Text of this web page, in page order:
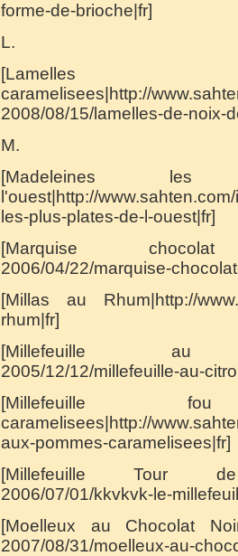
forme-de-brioche|fr]
L.
caramelisees|http://
2008/08/15/lamelles-de-noix-
M.
[Madeleines
l'ouest|http://
les-plus-plates-de-l-ouest|fr]
[Marquise chocolat
2006/04/22/marquise-
[Millas au Rhum|http://
rhum|fr]
[Millefeuille au
2005/12/12/millefeuille-au-
[Millefeuille
caramelisees|http://
aux-pommes-caramelisees|fr]
[Millefeuille Tour de
2006/07/01/kkvkvk-le-
[Moelleux au Chocolat
2007/08/31/moelleux-au-